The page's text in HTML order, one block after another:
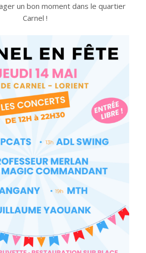
un bon moment dans le quartier
Carnel !